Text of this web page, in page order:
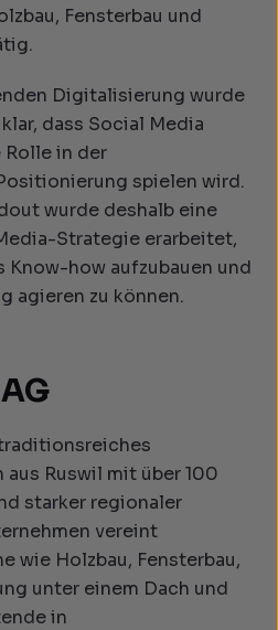
Fensterbau und
Digitalisierung wurde
dass Social Media
in der
spielen wird.
wurde deshalb eine
Strategie erarbeitet,
how aufzubauen und
agieren zu können.
Ruswil mit über 100
starker regionaler
vereint
wie Holzbau, Fensterbau,
unter einem Dach und
in